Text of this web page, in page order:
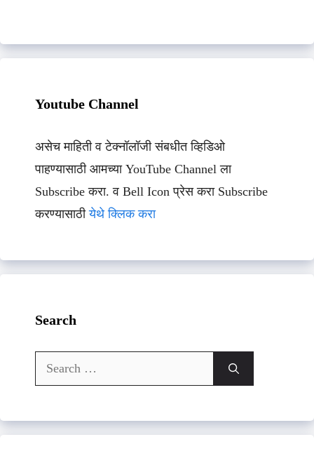
Youtube Channel
असेच माहिती व टेक्नॉलॉजी संबधीत व्हिडिओ
पाहण्यासाठी आमच्या YouTube Channel ला
Subscribe करा. व Bell Icon प्रेस करा Subscribe
करण्यासाठीयेथे क्लिक करा
Search
Search
for: